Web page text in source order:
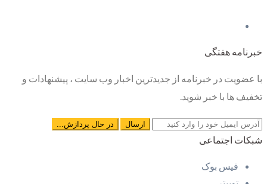
خبرنامه هفتگی
با عضویت در خبرنامه از جدیدترین اخبار وب سایت ، پیشنهادات و
تخفیف ها با خبر شوید.
شبکات اجتماعی
فیس بوک